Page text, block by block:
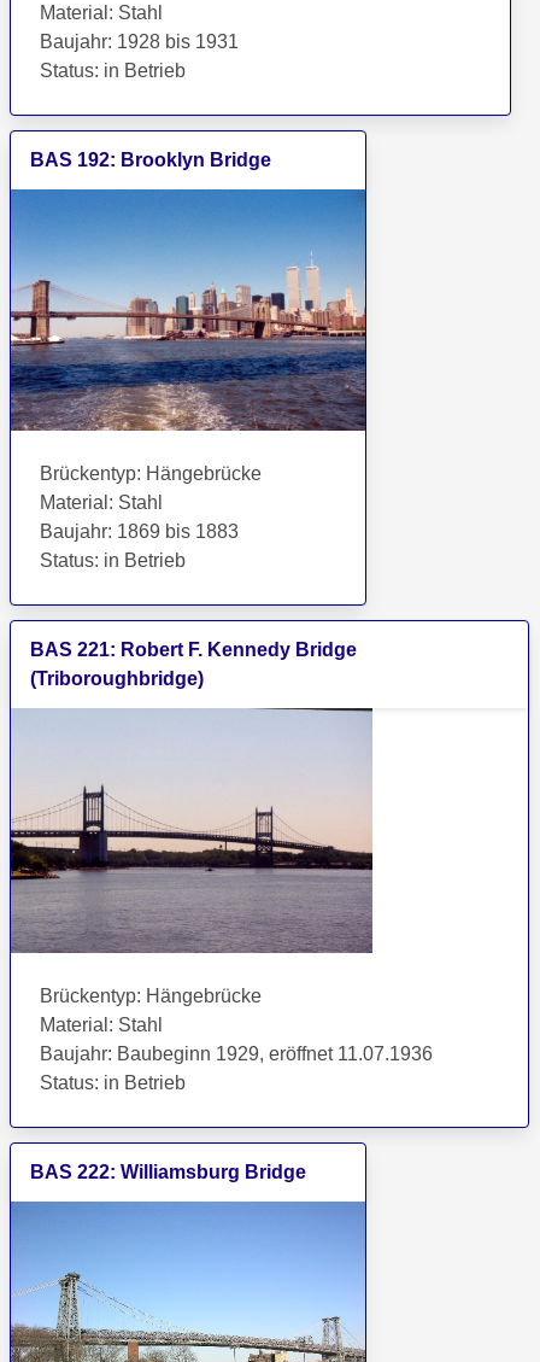
Material : Stahl
Baujahr: 1928 bis 1931
Status: in Betrieb
BAS 192: Brooklyn Bridge
Brückentyp: Hängebrücke
Material : Stahl
Baujahr: 1869 bis 1883
Status: in Betrieb
BAS 221: Robert F. Kennedy Bridge
(Triboroughbridge)
Brückentyp: Hängebrücke
Material : Stahl
Baujahr: Baubeginn 1929, eröffnet 11.07.1936
Status: in Betrieb
BAS 222: Williamsburg Bridge